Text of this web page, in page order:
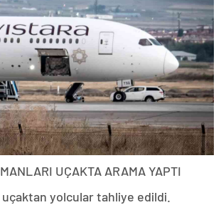
UÇAKTA ARAMA YAPTI
yolcular tahliye edildi.